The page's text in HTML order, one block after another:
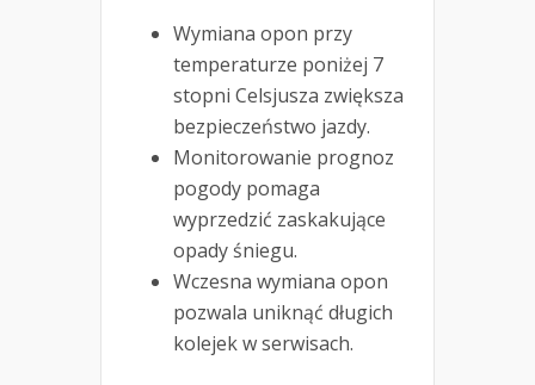
Wymiana opon przy
temperaturze poniżej 7
stopni Celsjusza zwiększa
bezpieczeństwo jazdy.
Monitorowanie prognoz
pogody pomaga
wyprzedzić zaskakujące
opady śniegu.
Wczesna wymiana opon
pozwala uniknąć długich
kolejek w serwisach.